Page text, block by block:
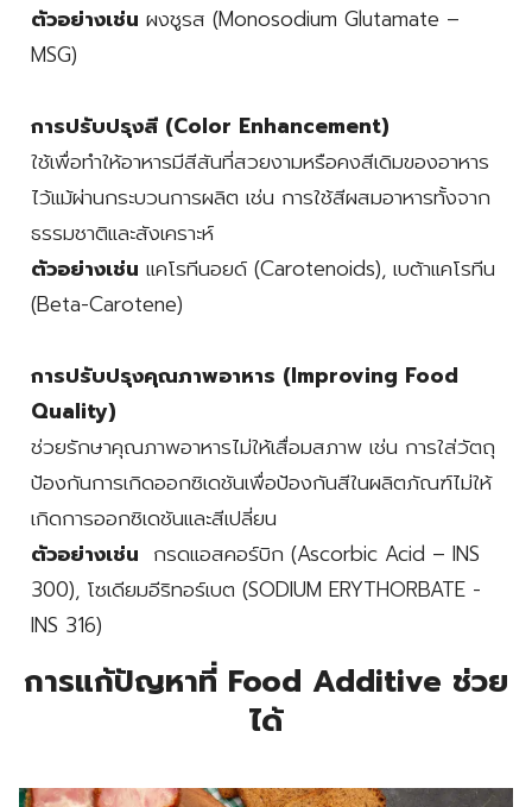
ตัวอย่างเช่น ผงชูรส (Monosodium Glutamate –
MSG)
การปรับปรุงสี (Color Enhancement)
ใช้เพื่อทำให้อาหารมีสีสันที่สวยงามหรือคงสีเดิมของอาหาร
ไว้แม้ผ่านกระบวนการผลิต เช่น การใช้สีผสมอาหารทั้งจาก
ธรรมชาติและสังเคราะห์
ตัวอย่างเช่น แคโรทีนอยด์ (Carotenoids), เบต้าแคโรทีน
(Beta-Carotene)
การปรับปรุงคุณภาพอาหาร (Improving Food
Quality)
ช่วยรักษาคุณภาพอาหารไม่ให้เสื่อมสภาพ เช่น การใส่วัตถุ
ป้องกันการเกิดออกซิเดชันเพื่อป้องกันสีในผลิตภัณฑ์ไม่ให้
เกิดการออกซิเดชันและสีเปลี่ยน
ตัวอย่างเช่น กรดแอสคอร์บิก (Ascorbic Acid – INS
300), โซเดียมอีริทอร์เบต (SODIUM ERYTHORBATE -
INS 316)
การแก้ปัญหาที่ Food Additive ช่วย
ได้